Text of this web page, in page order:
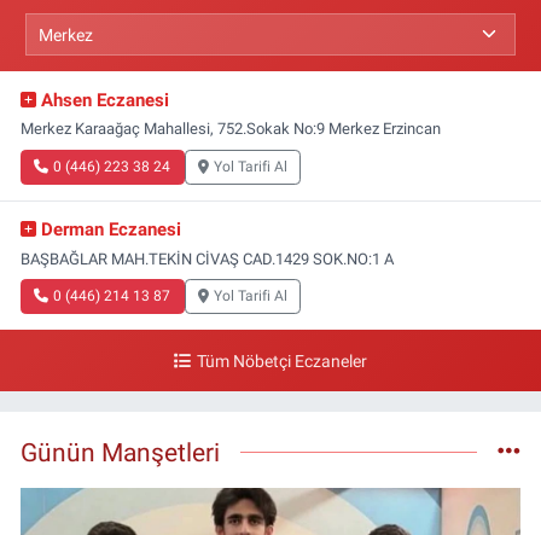
Ahsen Eczanesi
Merkez Karaağaç Mahallesi, 752.Sokak No:9 Merkez Erzincan
0 (446) 223 38 24 Yol Tarifi Al
Derman Eczanesi
BAŞBAĞLAR MAH.TEKİN CİVAŞ CAD.1429 SOK.NO:1 A
0 (446) 214 13 87 Yol Tarifi Al
Tüm Nöbetçi Eczaneler
Günün Manşetleri